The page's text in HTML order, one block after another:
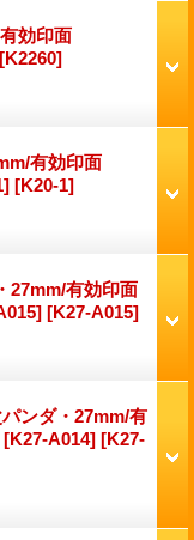
効印面
[K2260]
有効印面
[K20-1]
27mm/有効印面
[K27-A015]
パンダ・27mm/有
[K27-A014] [K27-